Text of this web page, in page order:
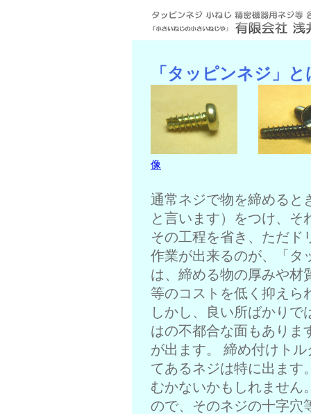
「タッピンネジ」
像
通常ネジで物を締めると
と言います）をつけ、そ
その工程を省き、ただド
作業が出来るのが、「タ
は、締める物の厚みや材
等のコストを低く抑えら
しかし、良い所ばかり
はの不都合な面もありま
が出ます。 締め付けト
てあるネジは特に出ます
むかないかもしれません
ので、そのネジの十字穴